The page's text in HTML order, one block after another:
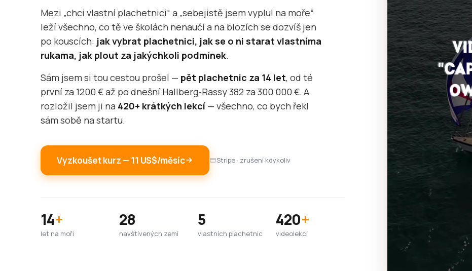
Mezi „chci vlastní plachetnici“ a „sebejistě jsem vyplul na moře“
leží všechno, co tě ve školách nenaučí a na blozích se dozvíš jen
po kouscích: jak vybrat plachetnici, jak se o ni starat vlastníma
rukama, jak plout za jakýchkoli podmínek.
Sám jsem si tou cestou prošel — pět plachetnic za 14 let, od té
první za 1200 € až po dnešní Hallberg-Rassy 382 za 300 000 €. A
rozložil jsem ji na 420+ krátkých lekcí — všechno, co bych řekl
sám sobě na startu.
Vyzkoušet kurz — 11 US$/měsíc Stripe · zrušení kdykoliv
14+
let na moři
28
navštívených zemí
5
vlastních plachetnic
420+
videolekcí